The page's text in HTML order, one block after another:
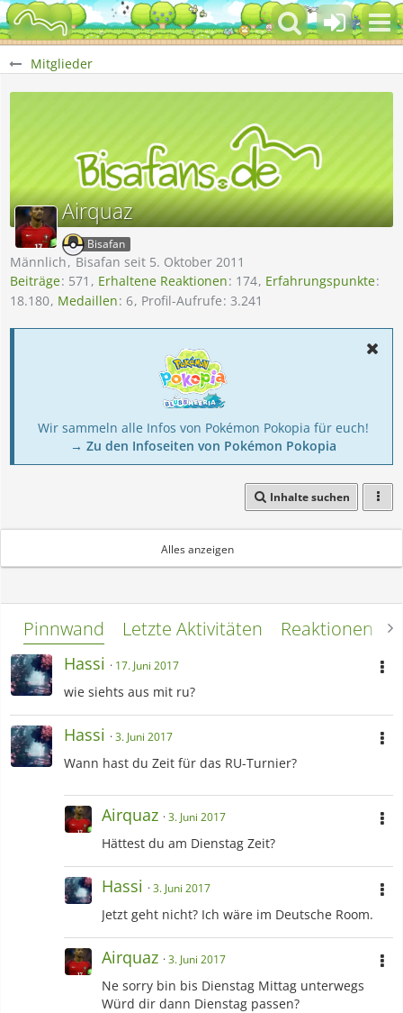
Mitglieder
Airquaz
Bisafan
Männlich Bisafan seit 5. Oktober 2011
Beiträge 571 Erhaltene Reaktionen 174 Erfahrungspunkte
18.180 Medaillen 6 Profil-Aufrufe 3.241
Wir sammeln alle Infos von Pokémon Pokopia für euch!
→ Zu den Infoseiten von Pokémon Pokopia
Inhalte suchen
Global Link Tournaments onlyAlles anzeigen
Pinnwand Letzte Aktivitäten Reaktionen
Hassi 17. Juni 2017
wie siehts aus mit ru?
Hassi 3. Juni 2017
Wann hast du Zeit für das RU-Turnier?
Airquaz 3. Juni 2017
Hättest du am Dienstag Zeit?
Hassi 3. Juni 2017
Jetzt geht nicht? Ich wäre im Deutsche Room.
Airquaz 3. Juni 2017
Ne sorry bin bis Dienstag Mittag unterwegs
Würd dir dann Dienstag passen?